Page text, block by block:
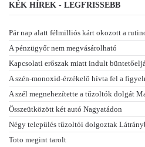
KÉK HÍREK - LEGFRISSEBB
Pár nap alatt félmilliós kárt okozott a
A pénzügyőr nem megvásárolható
Kapcsolati erőszak miatt indult
A szén-monoxid-érzékelő hívta fel a
A szél megnehezítette a tűzoltók dolgát
Összeütközött két autó Nagyatádon
Négy település tűzoltói dolgoztak
Toto megint tarolt